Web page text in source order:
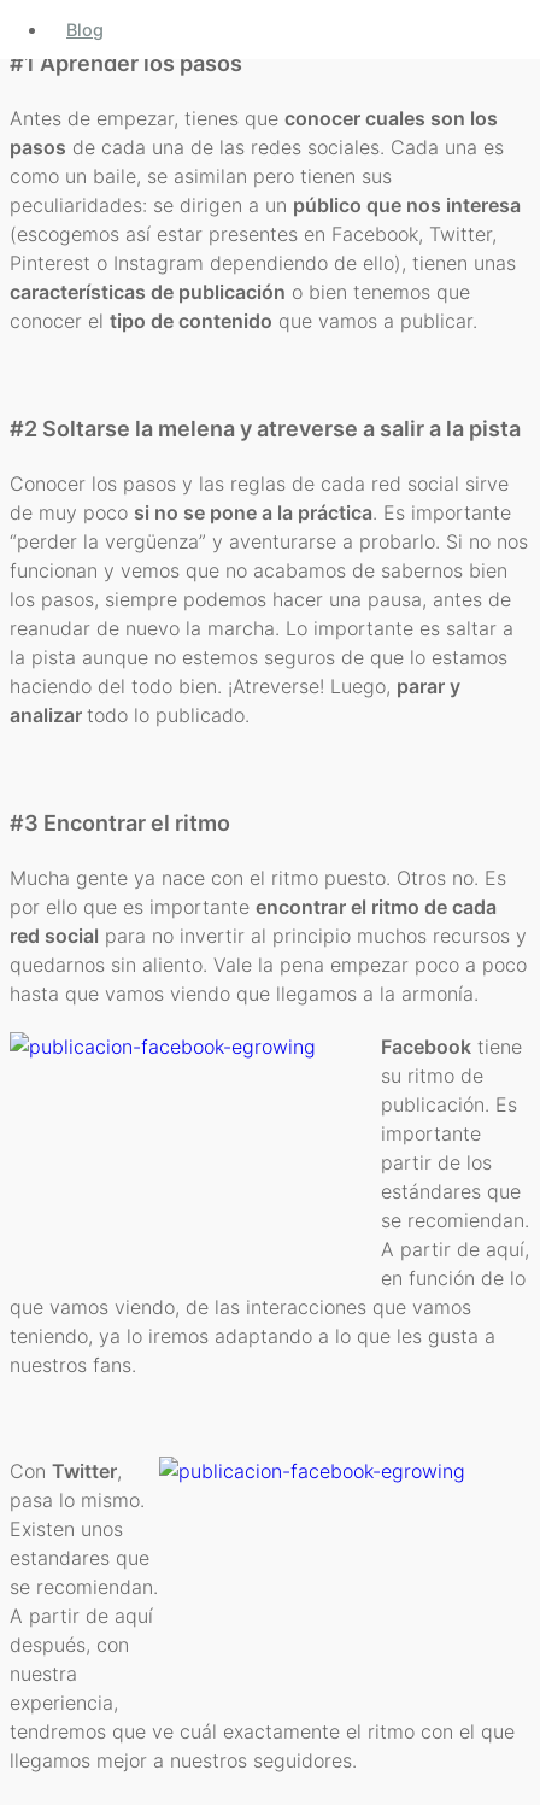
Blog
#1 Aprender los pasos
Antes de empezar, tienes que conocer cuales son los
pasos de cada una de las redes sociales. Cada una es
como un baile, se asimilan pero tienen sus
peculiaridades: se dirigen a un público que nos interesa
(escogemos así estar presentes en Facebook, Twitter,
Pinterest o Instagram dependiendo de ello), tienen unas
características de publicación o bien tenemos que
conocer el tipo de contenido que vamos a publicar.
#2 Soltarse la melena y atreverse a salir a la pista
Conocer los pasos y las reglas de cada red social sirve
de muy poco si no se pone a la práctica. Es importante
“perder la vergüenza” y aventurarse a probarlo. Si no nos
funcionan y vemos que no acabamos de sabernos bien
los pasos, siempre podemos hacer una pausa, antes de
reanudar de nuevo la marcha. Lo importante es saltar a
la pista aunque no estemos seguros de que lo estamos
haciendo del todo bien. ¡Atreverse! Luego, parar y
analizar todo lo publicado.
#3 Encontrar el ritmo
Mucha gente ya nace con el ritmo puesto. Otros no. Es
por ello que es importante encontrar el ritmo de cada
red social para no invertir al principio muchos recursos y
quedarnos sin aliento. Vale la pena empezar poco a poco
hasta que vamos viendo que llegamos a la armonía.
Facebook tiene
su ritmo de
publicación. Es
importante
partir de los
estándares que
se recomiendan.
A partir de aquí,
en función de lo
que vamos viendo, de las interacciones que vamos
teniendo, ya lo iremos adaptando a lo que les gusta a
nuestros fans.
Con Twitter,
pasa lo mismo.
Existen unos
estandares que
se recomiendan.
A partir de aquí
después, con
nuestra
experiencia,
tendremos que ve cuál exactamente el ritmo con el que
llegamos mejor a nuestros seguidores.